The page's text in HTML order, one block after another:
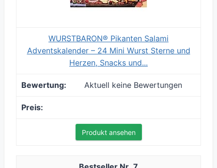
WURSTBARON® Pikanten Salami
Adventskalender – 24 Mini Wurst Sterne und
Herzen, Snacks und...
Aktuell keine Bewertungen
Produkt ansehen